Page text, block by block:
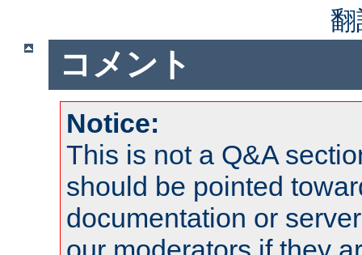
コメント
Notice:
This is not a Q&A
should be pointed
documentation or